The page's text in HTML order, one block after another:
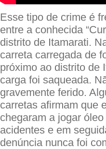
Esse tipo de crime é
entre a conhecida
distrito de Itamarati.
carreta carregada de
próximo ao distrito de
carga foi saqueada.
gravemente ferido.
carretas afirmam que
chegaram a jogar
acidentes e em
denúncia nunca foi